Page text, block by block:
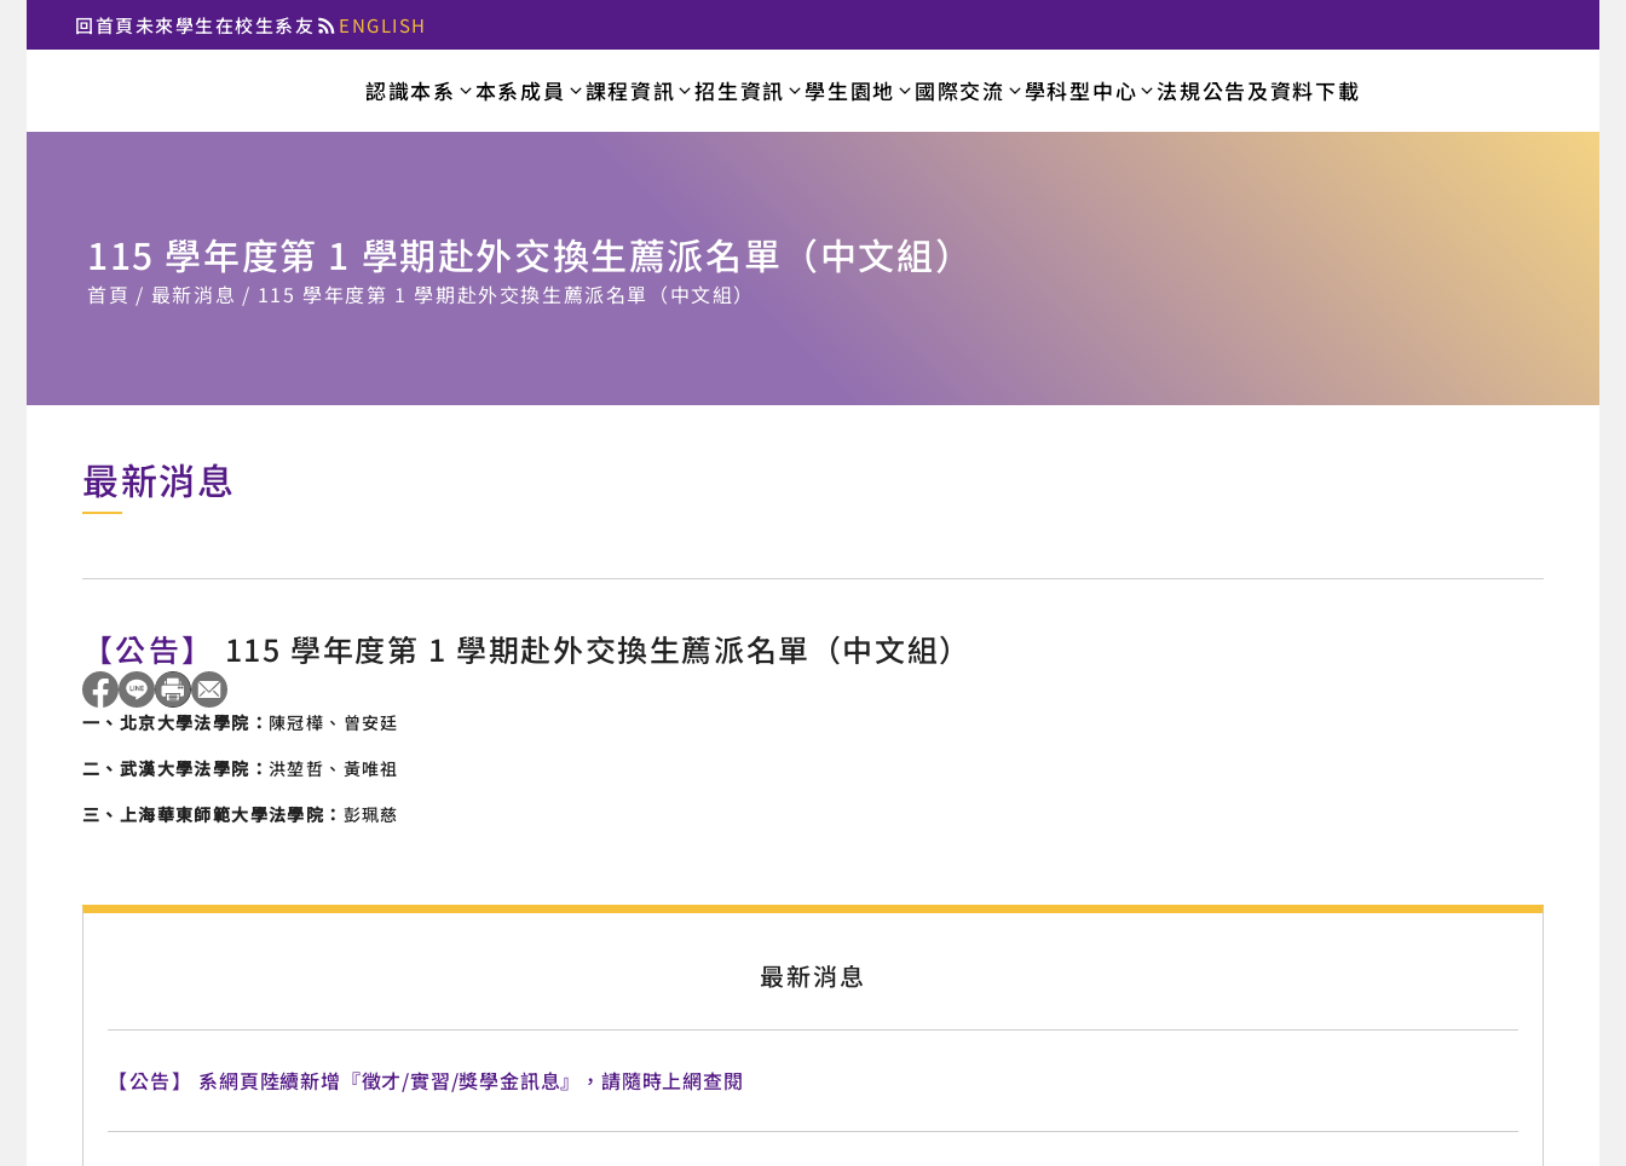
:::
回首頁未來學生在校生系友 ENGLISH
國立臺北大學法律學系
認識本系 本系成員 課程資訊 招生資訊 學生園地 國際交流 學科型中心 法規公告及資料下載
115 學年度第 1 學期赴外交換生薦派名單（中文組）
:::
首頁 最新消息 115 學年度第 1 學期赴外交換生薦派名單（中文組）
最新消息
【公告】 115 學年度第 1 學期赴外交換生薦派名單（中文組）
一、北京大學法學院： 陳冠樺、曾安廷
二、武漢大學法學院： 洪堃哲、黃唯祖
三、上海華東師範大學法學院： 彭珮慈
最新消息
【公告】 系網頁陸續新增『徵才/實習/獎學金訊息』，請隨時上網查閱